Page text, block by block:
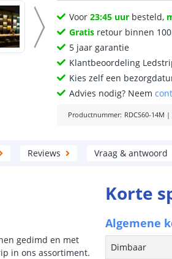
Voor23:45 uur besteld,
Gratis retour binnen
5 jaar garantie
Klantbeoordeling
Kies zelf een
Advies nodig? Neem
Productnummer: RDCS60-14M |
Reviews Vraag & antwoord
gedimd en met
in ons assortiment.
Korte
Algemene
Dimbaar